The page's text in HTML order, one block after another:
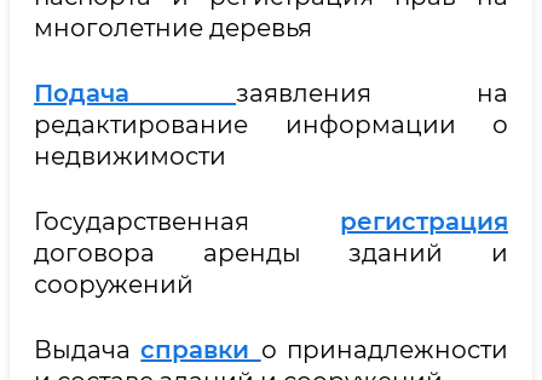
многолетние деревья
Подача заявления на
редактирование информации о
недвижимости
Государственная регистрация
договора аренды зданий и
сооружений
Выдачасправки о принадлежности